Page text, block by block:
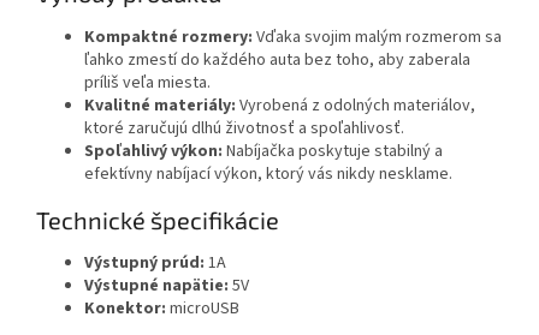
Kompaktné rozmery: Vďaka svojim malým rozmerom sa
ľahko zmestí do každého auta bez toho, aby zaberala
príliš veľa miesta.
Kvalitné materiály: Vyrobená z odolných materiálov,
ktoré zaručujú dlhú životnosť a spoľahlivosť.
Spoľahlivý výkon: Nabíjačka poskytuje stabilný a
efektívny nabíjací výkon, ktorý vás nikdy nesklame.
Technické špecifikácie
Výstupný prúd: 1A
Výstupné napätie: 5V
Konektor: microUSB